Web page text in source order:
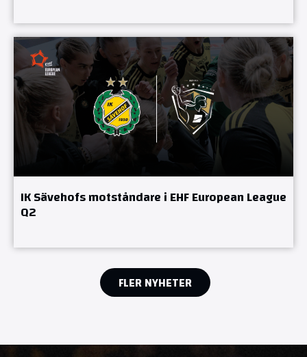
IK Sävehofs motståndare i EHF European League
Q2
FLER NYHETER